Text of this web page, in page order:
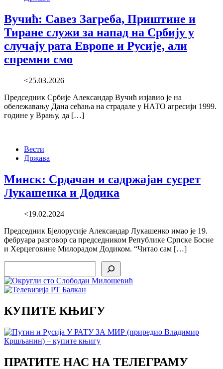
Вучић: Савез Загреба, Приштине и
Тиране служи за напад на Србију у
случају рата Европе и Русије, али
спремни смо
<25.03.2026
Председник Србије Александар Вучић изјавио је на
обележавању Дана сећања на страдале у НАТО агресији 1999.
године у Врању, да […]
Вести
Држава
Минск: Срдачан и садржајан сусрет
Лукашенка и Додика
<19.02.2024
Председник Бјелорусије Александар Лукашенко имао је 19.
фебруара разговор са председником Републике Српске Босне
и Херцеговине Милорадом Додиком. “Читао сам […]
КУПИТЕ КЊИГУ
ПРАТИТЕ НАС НА ТЕЛЕГРАМУ